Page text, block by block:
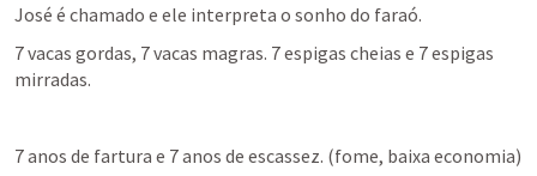
José é chamado e ele interpreta o sonho do faraó.
7 vacas gordas, 7 vacas magras. 7 espigas cheias e 7 espigas
mirradas.
7 anos de fartura e 7 anos de escassez. (fome, baixa economia)